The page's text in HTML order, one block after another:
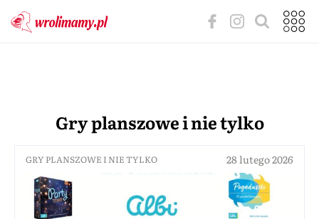
Gry planszowe i nie tylko
GRY PLANSZOWE I NIE TYLKO 28 lutego 2026